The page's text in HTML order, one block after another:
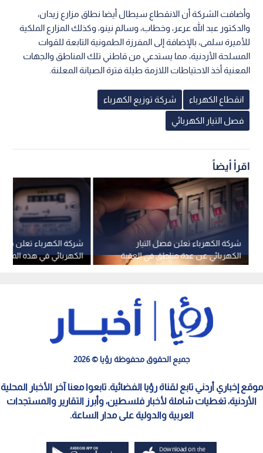
وأضافت الشركة أن الانقطاع سيطال أيضا نطاق مزارع زيدان،
والدكتور عبد الله عرعر، وخطاب، وسالم نينو، وكذلك المزارع الملكية
للأميرة سلمى، بالإضافة إلى المفرزة الطمونية التابعة للقوات
المسلحة الأردنية، مما يستدعي من قاطني تلك المناطق والجهات
المعنية أخذ الاحتياطات اللازمة طيلة فترة الصيانة المعلنة.
انقطاع الكهرباء شركة توزيع الكهرباء
فصل التيار الكهربائي
اقرأ أيضاً
شركة الكهرباء تعلن فصل
الكهربائي في هذه
الكرك الإثنين
شركة الكهرباء تعلن فصل التيار
الكهربائي عن عدة مناطق في العقبة
الاثنين
جميع الحقوق محفوظة رؤيا © 2026
موقع إخباري أردني تابع لقناة رؤيا الفضائية. تابعوا معنا آخر الأخبار المحلية
الأردنية، تغطيات شاملة لأخبار فلسطين، وأبرز التقارير والمستجدات
العربية والدولية على مدار الساعة.